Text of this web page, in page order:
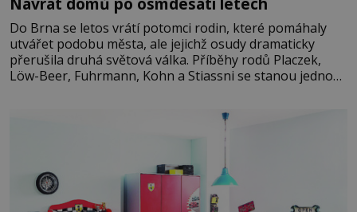
Do Brna se letos vrátí potomci rodin, které pomáhaly
utvářet podobu města, ale jejichž osudy dramaticky
přerušila druhá světová válka. Příběhy rodů Placzek,
Löw-Beer, Fuhrmann, Kohn a Stiassni se stanou jednou
jednoduché. Místa, která si člověk pamatuje z rodinných